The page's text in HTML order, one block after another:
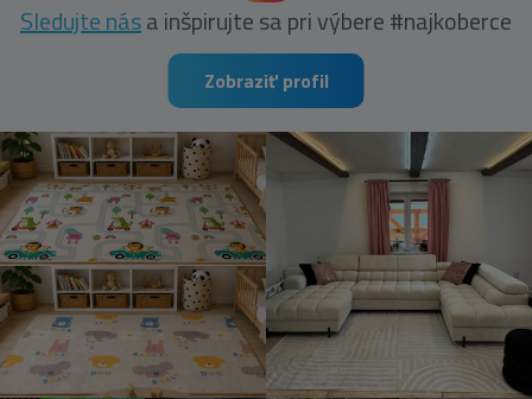
Sledujte nása inšpirujte sa pri výbere #najkoberce
Zobraziť profil